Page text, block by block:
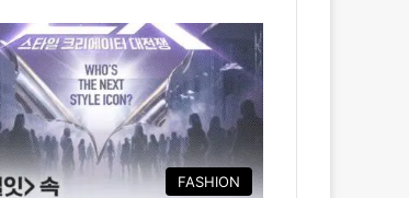
FASHION